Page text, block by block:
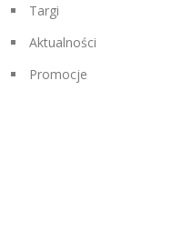
Targi
Aktualności
Promocje